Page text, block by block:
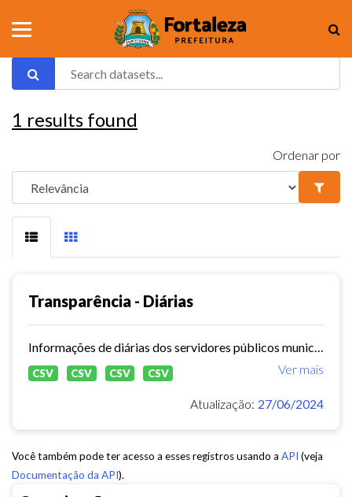
1 results found
Ordenar por
Transparência - Diárias
Ver mais
CSV CSV CSV CSV
Atualização: 27/06/2024
Você também pode ter acesso a esses registros usando a API (veja
Documentação da API).